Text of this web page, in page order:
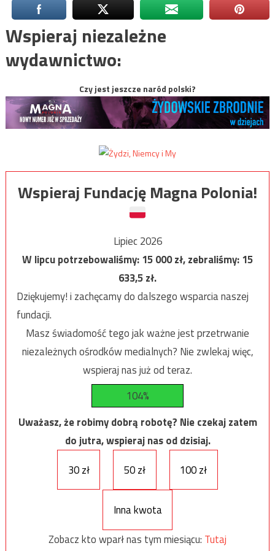
Wspieraj niezależne
wydawnictwo:
Czy jest jeszcze naród polski?
Wspieraj Fundację Magna Polonia!
Lipiec 2026
W lipcu potrzebowaliśmy:15 000zł, zebraliśmy:15
633,5zł.
Dziękujemy! i zachęcamy do dalszego wsparcia naszej
fundacji.
Masz świadomość tego jak ważne jest przetrwanie
niezależnych ośrodków medialnych? Nie zwlekaj więc,
wspieraj nas już od teraz.
104%
Uważasz, że robimy dobrą robotę? Nie czekaj zatem
do jutra, wspieraj nas od dzisiaj.
30 zł
50 zł 100 zł
Inna kwota
Zobacz kto wparł nas tym miesiącu: Tutaj